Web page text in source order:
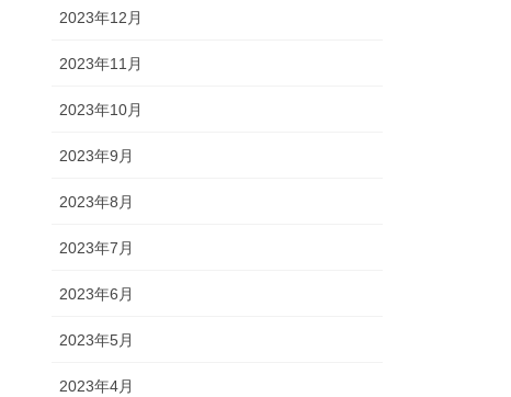
2023年12月
2023年11月
2023年10月
2023年9月
2023年8月
2023年7月
2023年6月
2023年5月
2023年4月